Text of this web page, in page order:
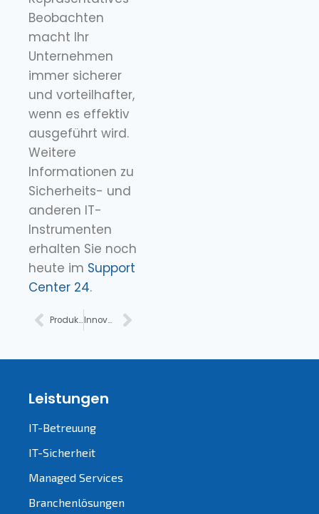
Beobachten
macht Ihr
Unternehmen
immer sicherer
und vorteilhafter,
wenn es effektiv
ausgeführt wird.
Weitere
Informationen zu
Sicherheits- und
anderen IT-
Instrumenten
erhalten Sie noch
heute im Support
Center 24.
Produktivität : wie erreiche ich eine Steigerung? Innovation im Unternehmen: Produktivität & Remote Work steigern
Leistungen
IT-Betreuung
IT-Sicherheit
Managed Services
Branchenlösungen